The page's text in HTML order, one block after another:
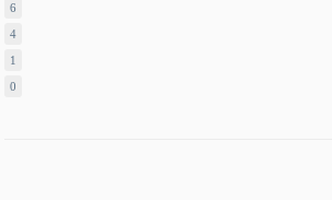
6
4
1
0